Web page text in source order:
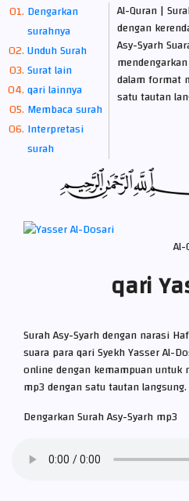
Dengarkan
surahnya
Unduh Surah
Surat lain
qari lainnya
Membaca surah
Interpretasi
surah
Al-Quran |
dengan
Asy-Syarh
dalam format
satu tautan
qari
Surah Asy-Syarh dengan narasi
suara para qari Syekh Yasser Al-
online dengan kemampuan
mp3 dengan satu tautan langsung.
Dengarkan Surah Asy-Syarh mp3